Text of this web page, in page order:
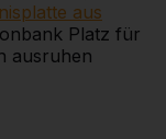
aus
Platz für
ausruhen